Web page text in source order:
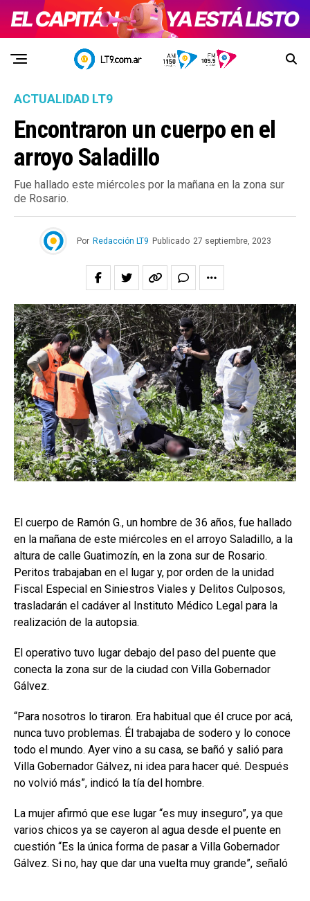
ACTUALIDAD LT9
Encontraron un cuerpo en el
arroyo Saladillo
Fue hallado este miércoles por la mañana en la zona sur
de Rosario.
Por Redacción LT9 Publicado 27 septiembre, 2023
El cuerpo de Ramón G., un hombre de 36 años, fue hallado
en la mañana de este miércoles en el arroyo Saladillo, a la
altura de calle Guatimozín, en la zona sur de Rosario.
Peritos trabajaban en el lugar y, por orden de la unidad
Fiscal Especial en Siniestros Viales y Delitos Culposos,
trasladarán el cadáver al Instituto Médico Legal para la
realización de la autopsia.
El operativo tuvo lugar debajo del paso del puente que
conecta la zona sur de la ciudad con Villa Gobernador
Gálvez.
“Para nosotros lo tiraron. Era habitual que él cruce por acá,
nunca tuvo problemas. Él trabajaba de sodero y lo conoce
todo el mundo. Ayer vino a su casa, se bañó y salió para
Villa Gobernador Gálvez, ni idea para hacer qué. Después
no volvió más”, indicó la tía del hombre.
La mujer afirmó que ese lugar “es muy inseguro”, ya que
varios chicos ya se cayeron al agua desde el puente en
cuestión “Es la única forma de pasar a Villa Gobernador
Gálvez. Si no, hay que dar una vuelta muy grande”, señaló